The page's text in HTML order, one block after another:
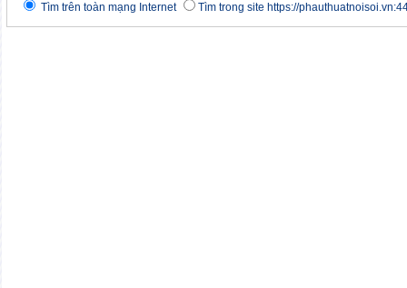
Tìm trên toàn mạng Internet Tìm trong site https://